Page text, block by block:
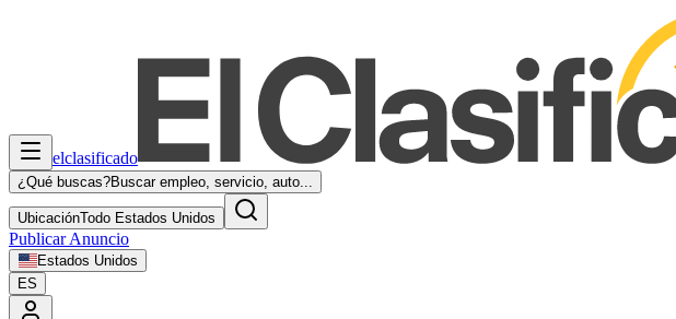
elclasificado
¿Qué buscas?Buscar empleo, servicio, auto...
UbicaciónTodo Estados Unidos
Publicar Anuncio
Estados Unidos
ES